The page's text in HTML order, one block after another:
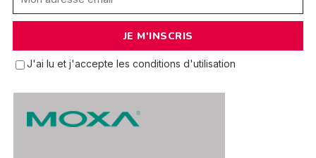
J'ai lu et j'accepte les conditions d'utilisation